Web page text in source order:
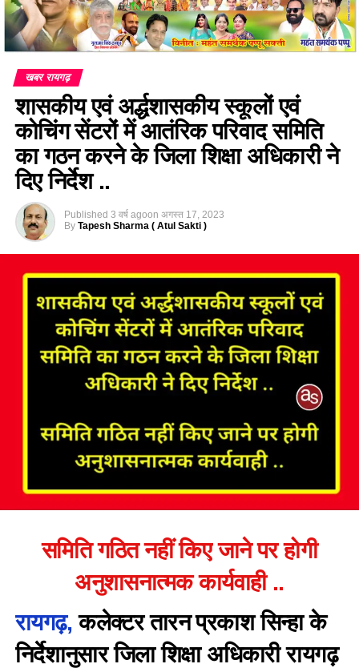
खबर रायगढ़
शासकीय एवं अर्द्धशासकीय स्कूलों एवं
कोचिंग सेंटरों में आतंरिक परिवाद समिति
का गठन करने के जिला शिक्षा अधिकारी ने
दिए निर्देश ..
Published 3 वर्ष agoon अगस्त 17, 2023
By Tapesh Sharma ( Atul Sakti )
समिति गठित नहीं किए जाने पर होगी
अनुशासनात्मक कार्यवाही ..
रायगढ़, कलेक्टर तारन प्रकाश सिन्हा के
निर्देशानुसार जिला शिक्षा अधिकारी रायगढ़